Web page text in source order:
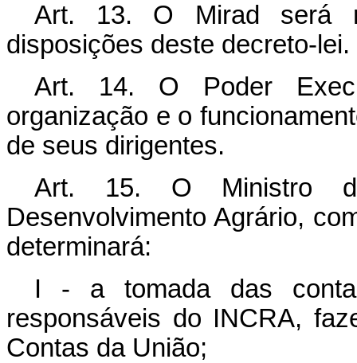
Art. 13. O Mirad será
disposições deste decreto-lei.
Art. 14. O Poder
organização e o
de seus dirigentes.
Art. 15. O Ministro
Desenvolvimento Agrário,
determinará:
I - a tomada das
responsáveis do INCRA,
Contas da União;